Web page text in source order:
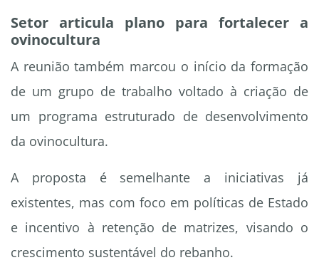
Setor articula plano para fortalecer a
ovinocultura
A reunião também marcou o início da formação
de um grupo de trabalho voltado à criação de
um programa estruturado de desenvolvimento
da ovinocultura.
A proposta é semelhante a iniciativas já
existentes, mas com foco em políticas de Estado
e incentivo à retenção de matrizes, visando o
crescimento sustentável do rebanho.